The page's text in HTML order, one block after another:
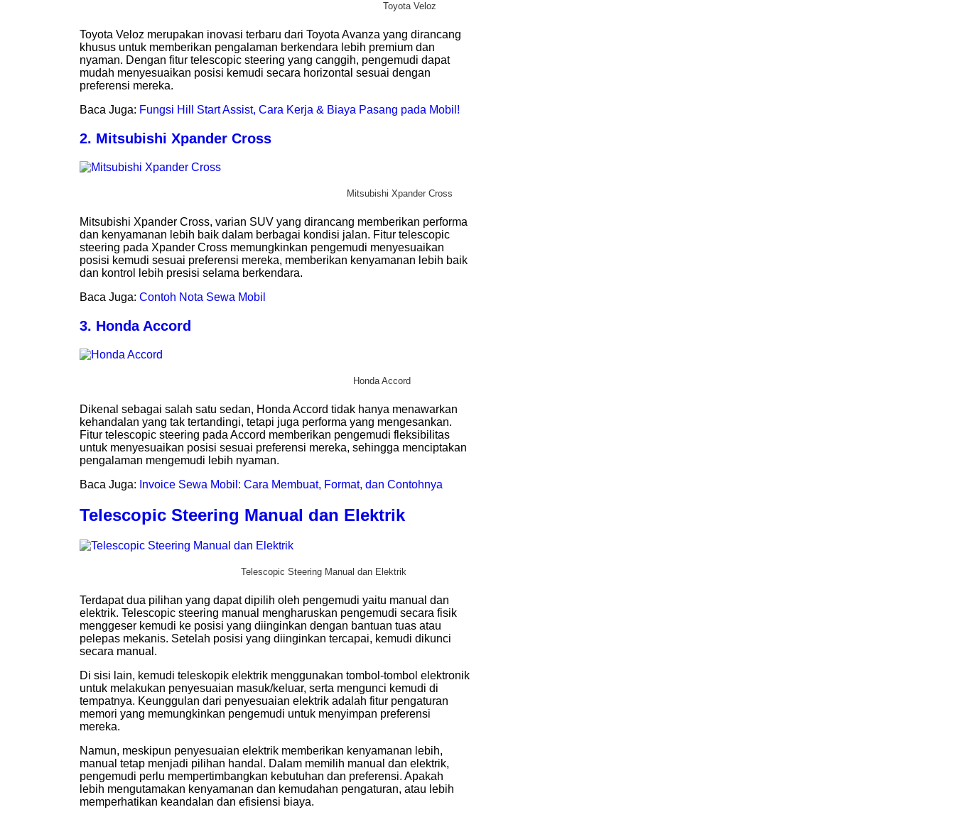
Toyota Veloz
Toyota Veloz merupakan inovasi terbaru dari Toyota Avanza yang dirancang
khusus untuk memberikan pengalaman berkendara lebih premium dan
nyaman. Dengan fitur telescopic steering yang canggih, pengemudi dapat
mudah menyesuaikan posisi kemudi secara horizontal sesuai dengan
preferensi mereka.
Baca Juga: Fungsi Hill Start Assist, Cara Kerja & Biaya Pasang pada Mobil!
2. Mitsubishi Xpander Cross
Mitsubishi Xpander Cross
Mitsubishi Xpander Cross, varian SUV yang dirancang memberikan performa
dan kenyamanan lebih baik dalam berbagai kondisi jalan. Fitur telescopic
steering pada Xpander Cross memungkinkan pengemudi menyesuaikan
posisi kemudi sesuai preferensi mereka, memberikan kenyamanan lebih baik
dan kontrol lebih presisi selama berkendara.
Baca Juga: Contoh Nota Sewa Mobil
3. Honda Accord
Honda Accord
Dikenal sebagai salah satu sedan, Honda Accord tidak hanya menawarkan
kehandalan yang tak tertandingi, tetapi juga performa yang mengesankan.
Fitur telescopic steering pada Accord memberikan pengemudi fleksibilitas
untuk menyesuaikan posisi sesuai preferensi mereka, sehingga menciptakan
pengalaman mengemudi lebih nyaman.
Baca Juga: Invoice Sewa Mobil: Cara Membuat, Format, dan Contohnya
Telescopic Steering Manual dan Elektrik
Telescopic Steering Manual dan Elektrik
Terdapat dua pilihan yang dapat dipilih oleh pengemudi yaitu manual dan
elektrik. Telescopic steering manual mengharuskan pengemudi secara fisik
menggeser kemudi ke posisi yang diinginkan dengan bantuan tuas atau
pelepas mekanis. Setelah posisi yang diinginkan tercapai, kemudi dikunci
secara manual.
Di sisi lain, kemudi teleskopik elektrik menggunakan tombol-tombol elektronik
untuk melakukan penyesuaian masuk/keluar, serta mengunci kemudi di
tempatnya. Keunggulan dari penyesuaian elektrik adalah fitur pengaturan
memori yang memungkinkan pengemudi untuk menyimpan preferensi
mereka.
Namun, meskipun penyesuaian elektrik memberikan kenyamanan lebih,
manual tetap menjadi pilihan handal. Dalam memilih manual dan elektrik,
pengemudi perlu mempertimbangkan kebutuhan dan preferensi. Apakah
lebih mengutamakan kenyamanan dan kemudahan pengaturan, atau lebih
memperhatikan keandalan dan efisiensi biaya.